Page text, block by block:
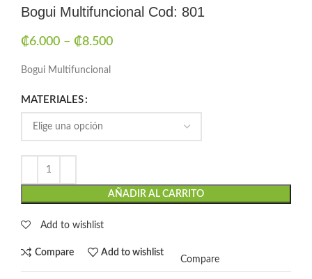
Bogui Multifuncional Cod: 801
₡6.000 – ₡8.500
Bogui Multifuncional
MATERIALES
AÑADIR AL CARRITO
Add to wishlist
Compare Add to wishlist
Compare